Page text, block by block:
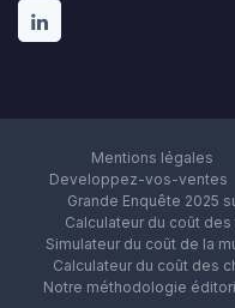
Mentions légales
Developpez-vos-ventes
Grande Enquête 2025
Calculateur du coût
Simulateur du coût de la
Calculateur du coût des
Notre méthodologie